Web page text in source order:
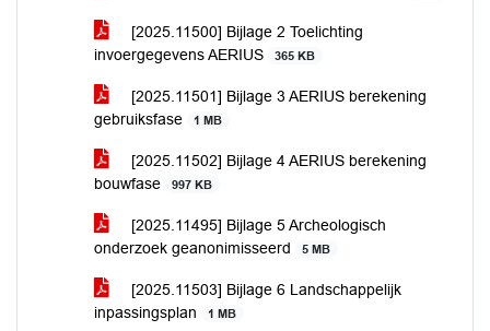
[2025.11500] Bijlage 2 Toelichting
invoergegevens AERIUS
365 KB
[2025.11501] Bijlage 3 AERIUS berekening
gebruiksfase
1 MB
[2025.11502] Bijlage 4 AERIUS berekening
bouwfase
997 KB
[2025.11495] Bijlage 5 Archeologisch
onderzoek geanonimisseerd
5 MB
[2025.11503] Bijlage 6 Landschappelijk
inpassingsplan
1 MB